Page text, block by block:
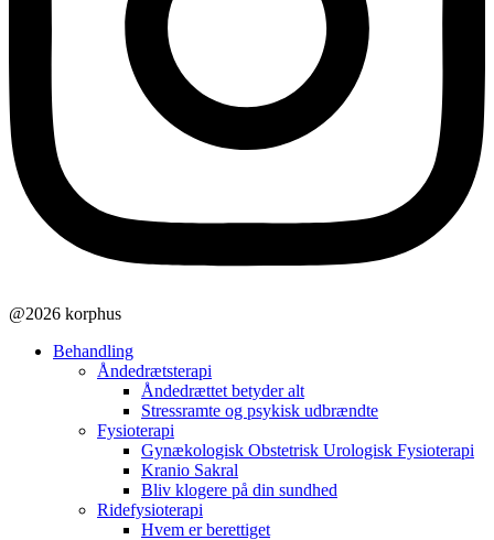
@2026 korphus
Behandling
Åndedrætsterapi
Åndedrættet betyder alt
Stressramte og psykisk udbrændte
Fysioterapi
Gynækologisk Obstetrisk Urologisk Fysioterapi
Kranio Sakral
Bliv klogere på din sundhed
Ridefysioterapi
Hvem er berettiget